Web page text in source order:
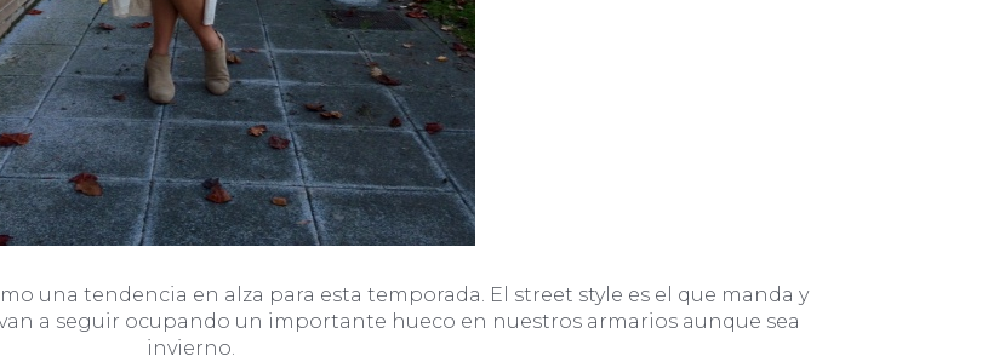
una tendencia en alza para esta temporada. El street style es el que manda y
a seguir ocupando un importante hueco en nuestros armarios aunque sea
invierno.